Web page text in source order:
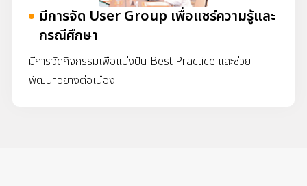
มีการจัด User Group เพื่อแชร์ความรู้และ
กรณีศึกษา
มีการจัดกิจกรรมเพื่อแบ่งปัน Best Practice และช่วย
พัฒนาอย่างต่อเนื่อง